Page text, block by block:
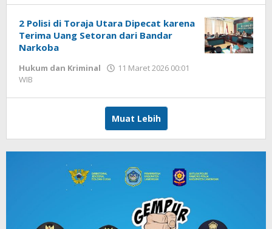
2 Polisi di Toraja Utara Dipecat karena
Terima Uang Setoran dari Bandar
Narkoba
Hukum dan Kriminal
11 Maret 2026 00:01
WIB
Muat Lebih